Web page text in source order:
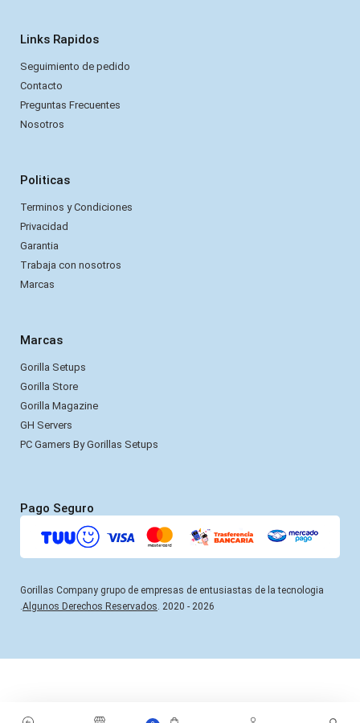
Links Rapidos
Seguimiento de pedido
Contacto
Preguntas Frecuentes
Nosotros
Politicas
Terminos y Condiciones
Privacidad
Garantia
Trabaja con nosotros
Marcas
Marcas
Gorilla Setups
Gorilla Store
Gorilla Magazine
GH Servers
PC Gamers By Gorillas Setups
Pago Seguro
Gorillas Company grupo de empresas de entusiastas de la tecnologia
.Algunos Derechos Reservados. 2020 - 2026